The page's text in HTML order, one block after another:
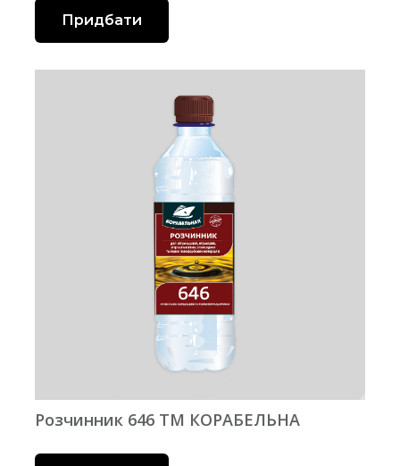
Придбати
Розчинник 646 ТМ КОРАБЕЛЬНА